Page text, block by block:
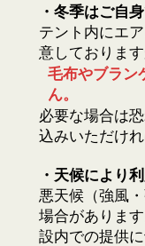
・冬季はご自
テント内にエ
意しておりま
毛布やブラン
ん。
必要な場合は
込みいただけ
・天候により
悪天候（強風
場合がありま
設内での提供